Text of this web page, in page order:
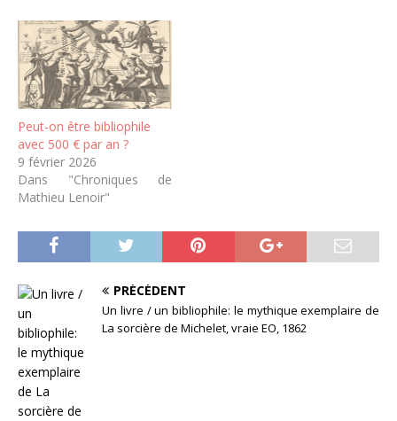
Peut-on être bibliophile
avec 500 € par an ?
9 février 2026
Dans "Chroniques de
Mathieu Lenoir"
PRÉCÉDENT
Un livre / un bibliophile: le mythique exemplaire de
La sorcière de Michelet, vraie EO, 1862